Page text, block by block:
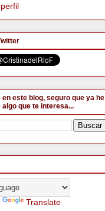
este blog, seguro que ya he
que te interesa...
Translate